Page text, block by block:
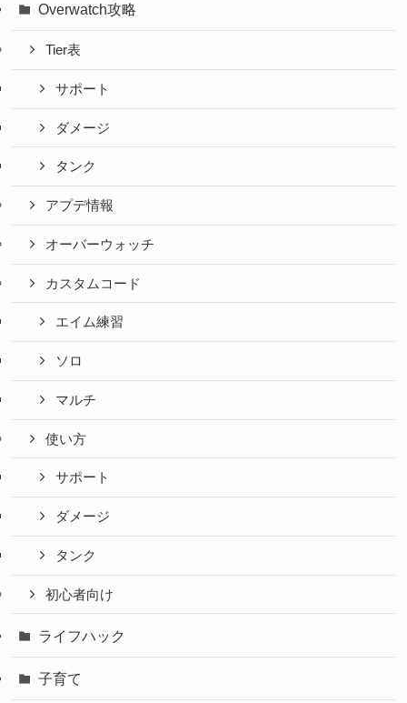
Overwatch攻略
Tier表
サポート
ダメージ
タンク
アプデ情報
オーバーウォッチ
カスタムコード
エイム練習
ソロ
マルチ
使い方
サポート
ダメージ
タンク
初心者向け
ライフハック
子育て